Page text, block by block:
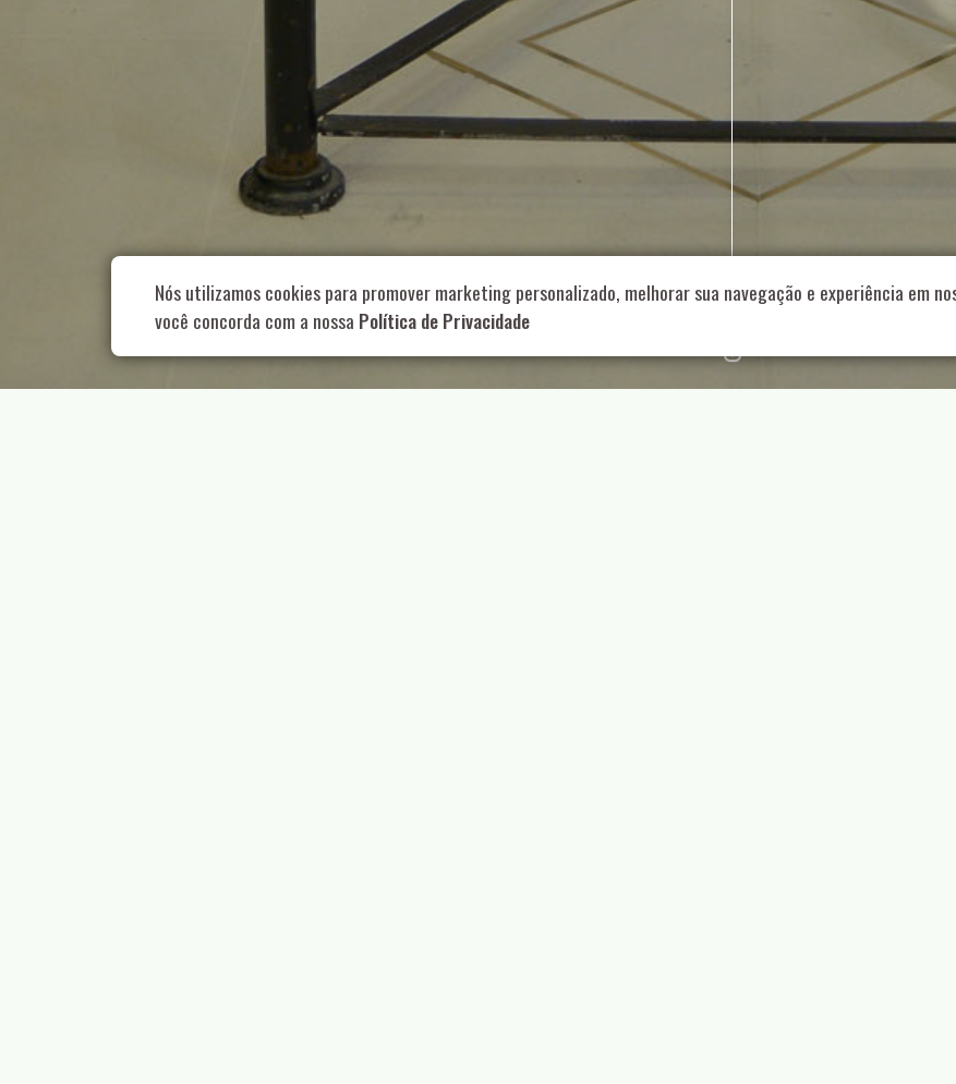
Rua Aurélia, 1714 – Vila Romana, São Paulo – SP | 55 11 99178-5848 |
Role para continar
Nós utilizamos cookies para promover marketing personalizado, melhorar sua navegação e experiência em
você concorda com a nossa Política de Privacidade